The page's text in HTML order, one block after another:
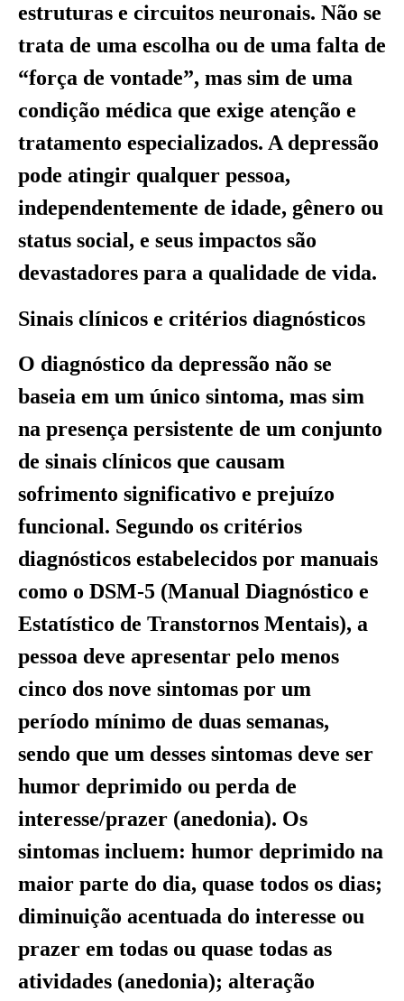
estruturas e circuitos neuronais. Não se
trata de uma escolha ou de uma falta de
“força de vontade”, mas sim de uma
condição médica que exige atenção e
tratamento especializados. A depressão
pode atingir qualquer pessoa,
independentemente de idade, gênero ou
status social, e seus impactos são
devastadores para a qualidade de vida.
Sinais clínicos e critérios diagnósticos
O diagnóstico da depressão não se
baseia em um único sintoma, mas sim
na presença persistente de um conjunto
de sinais clínicos que causam
sofrimento significativo e prejuízo
funcional. Segundo os critérios
diagnósticos estabelecidos por manuais
como o DSM-5 (Manual Diagnóstico e
Estatístico de Transtornos Mentais), a
pessoa deve apresentar pelo menos
cinco dos nove sintomas por um
período mínimo de duas semanas,
sendo que um desses sintomas deve ser
humor deprimido ou perda de
interesse/prazer (anedonia). Os
sintomas incluem: humor deprimido na
maior parte do dia, quase todos os dias;
diminuição acentuada do interesse ou
prazer em todas ou quase todas as
atividades (anedonia); alteração